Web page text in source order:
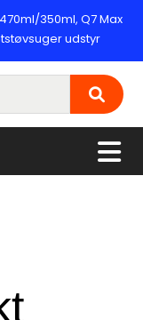
350ml, Q7 Max
udstyr